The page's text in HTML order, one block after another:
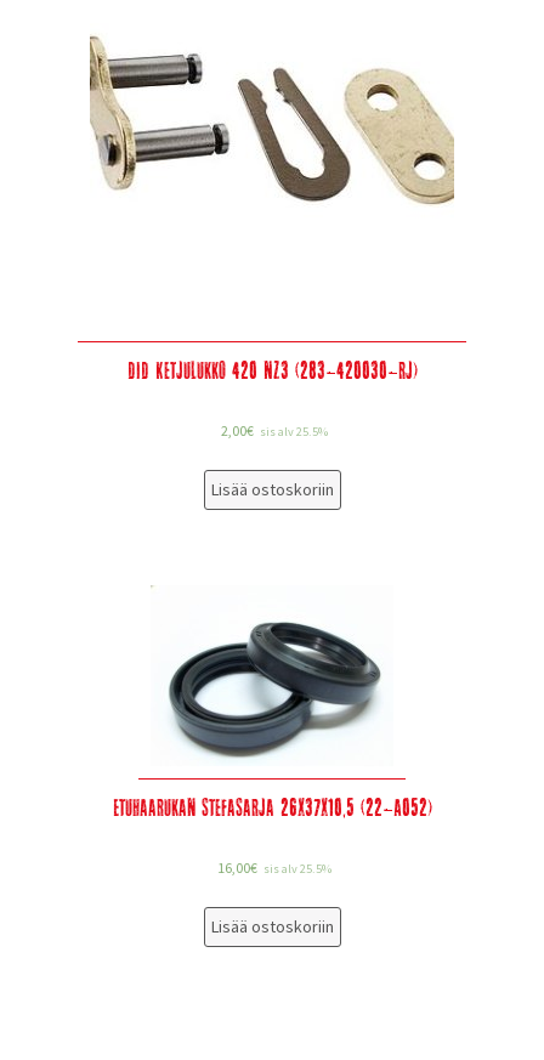
DID Ketjulukko 420 NZ3 (283-420030-RJ)
2,00€ sis alv 25.5%
Lisää ostoskoriin
Etuhaarukan stefasarja 26x37x10,5 (22-A052)
16,00€ sis alv 25.5%
Lisää ostoskoriin